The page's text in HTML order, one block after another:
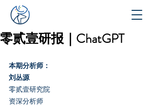
零贰壹研报｜ChatGPT
本期分析师：
刘丛源
零贰壹研究院
资深分析师